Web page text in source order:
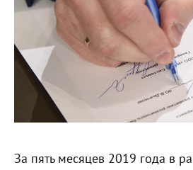
За пять месяцев 2019 года в